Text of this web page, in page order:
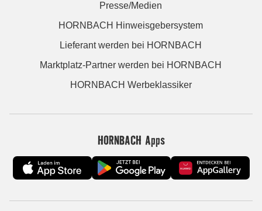
Presse/Medien
HORNBACH Hinweisgebersystem
Lieferant werden bei HORNBACH
Marktplatz-Partner werden bei HORNBACH
HORNBACH Werbeklassiker
HORNBACH Apps